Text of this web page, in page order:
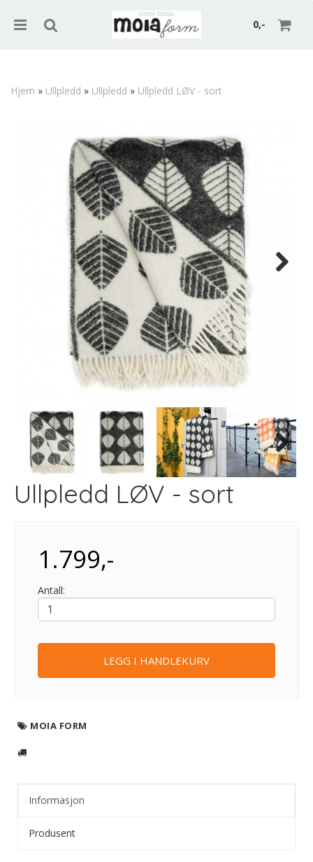
0,-
Hjem » Ullpledd » Ullpledd » Ullpledd LØV - sort
Next
Ullpledd LØV - sort
1.799,-
Antall:
LEGG I HANDLEKURV
MOIA FORM
Informasjon
Produsent
Trykk ENTER for å søke